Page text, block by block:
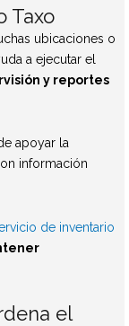
Taxo
ubicaciones o
a ejecutar el
y reportes
apoyar la
información
de inventario
el